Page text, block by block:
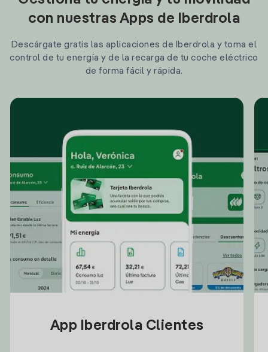
con nuestras Apps de Iberdrola
Descárgate gratis las aplicaciones de Iberdrola y toma el
control de tu energía y de la recarga de tu coche eléctrico
de forma fácil y rápida.
App Iberdrola Clientes